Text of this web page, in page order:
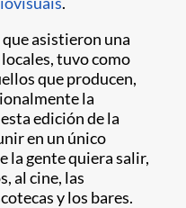
que asistieron una
locales, tuvo como
que producen,
la
edición de la
en un único
la gente quiera salir,
al cine, las
y los bares.